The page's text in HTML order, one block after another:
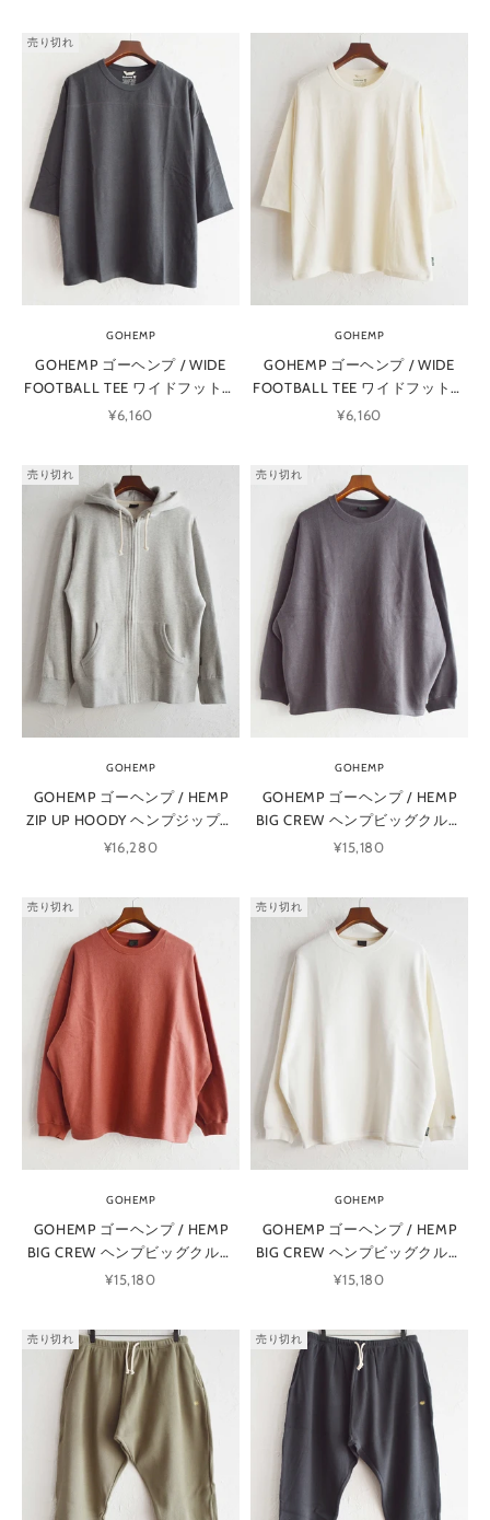
売り切れ
GOHEMP
GOHEMP ゴーヘンプ / WIDE
FOOTBALL TEE ワイドフットボ
ールTEE (GUNMETAL GRAY ガン
セール価格
¥6,160
GOHEMP
GOHEMP ゴーヘンプ / WIDE
FOOTBALL TEE ワイドフットボ
ールTEE (NATURAL ナチュラル)
セール価格
¥6,160
売り切れ
GOHEMP
GOHEMP ゴーヘンプ / HEMP
ZIP UP HOODY ヘンプジップア
ップフーディ (ASH HEATHER ア
セール価格
¥16,280
売り切れ
GOHEMP
GOHEMP ゴーヘンプ / HEMP
BIG CREW ヘンプビッグクルー
(GUNMETAL GRAY ガンメタルグ
セール価格
¥15,180
売り切れ
GOHEMP
GOHEMP ゴーヘンプ / HEMP
BIG CREW ヘンプビッグクルー
(ROSE WOOD ローズウッド)
セール価格
¥15,180
売り切れ
GOHEMP
GOHEMP ゴーヘンプ / HEMP
BIG CREW ヘンプビッグクルー
(NATURAL ナチュラル)
セール価格
¥15,180
売り切れ 売り切れ